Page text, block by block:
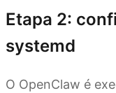
Etapa 2:
systemd
O OpenClaw é